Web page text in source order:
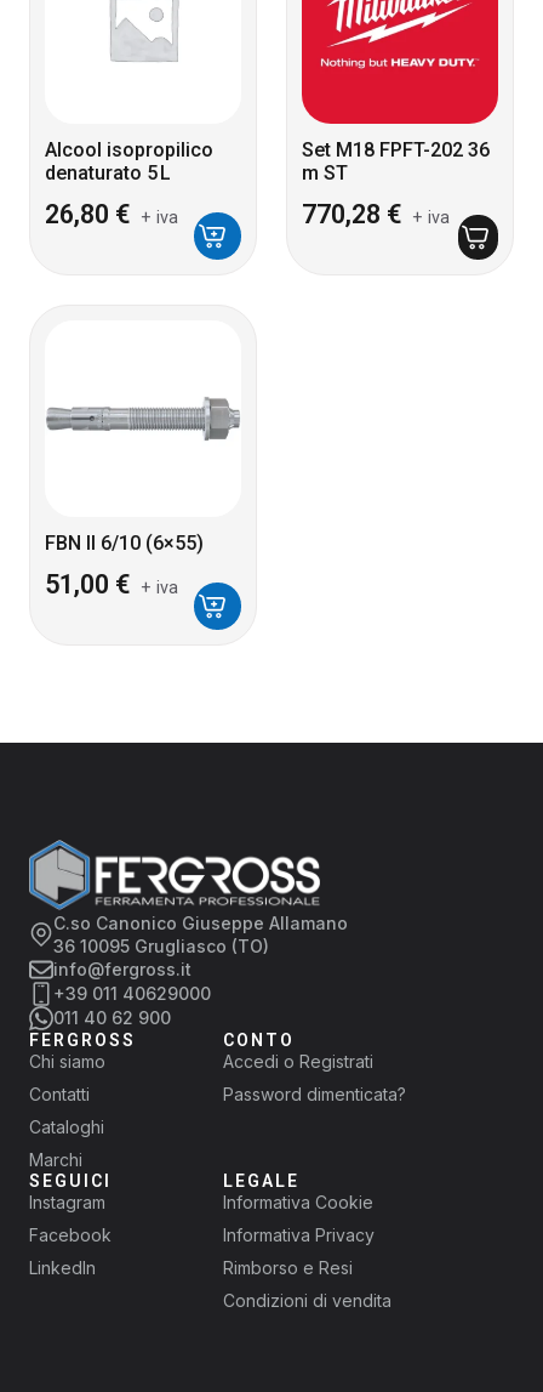
Alcool isopropilico
denaturato 5 L
26,80 € + iva
Set M18 FPFT-202 36
m ST
770,28 € + iva
FBN II 6/10 (6×55)
51,00 € + iva
C.so Canonico Giuseppe Allamano
36 10095 Grugliasco (TO)
info@fergross.it
+39 011 40629000
011 40 62 900
FERGROSS
Chi siamo
Contatti
Cataloghi
Marchi
CONTO
Accedi o Registrati
Password dimenticata?
SEGUICI
Instagram
Facebook
LinkedIn
LEGALE
Informativa Cookie
Informativa Privacy
Rimborso e Resi
Condizioni di vendita